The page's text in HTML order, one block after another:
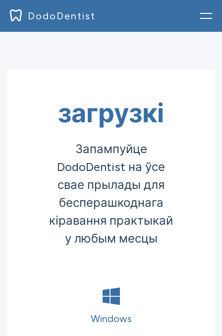
DodoDentist
цэнаўтварэнне
зарэгістравацца
загрузкі
Запампуйце
DodoDentist на ўсе
свае прылады для
бесперашкоднага
кіравання практыкай
у любым месцы
Windows